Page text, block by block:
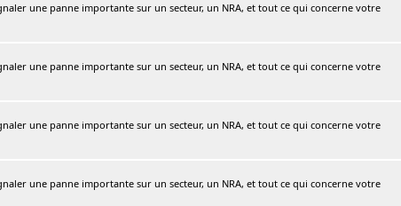
une panne importante sur un secteur, un NRA, et tout ce qui concerne votre
une panne importante sur un secteur, un NRA, et tout ce qui concerne votre
une panne importante sur un secteur, un NRA, et tout ce qui concerne votre
une panne importante sur un secteur, un NRA, et tout ce qui concerne votre